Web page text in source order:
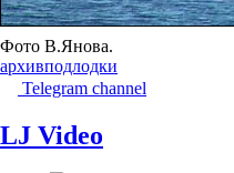
Фото В.Янова.
архивподлодки
Telegram channel
LJ Video